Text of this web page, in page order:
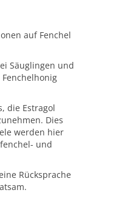
auf Fenchel
Säuglingen und
die Estragol
Dies
werden hier
und
Rücksprache